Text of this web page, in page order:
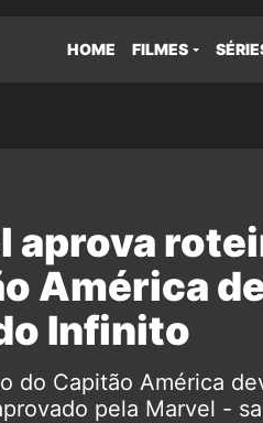
HOME FILMES
aprova
América
Infinito
do Capitão América
pela Marvel -